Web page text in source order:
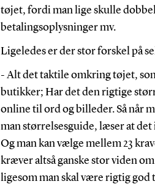
tøjet, fordi man lige skulle
betalingsoplysninger mv.
Ligeledes er der stor forskel på
- Alt det taktile omkring tøjet,
butikker; Har det den rigtige
online til ord og billeder. Så når
man størrelsesguide, læser at
Og man kan vælge mellem 23
kræver altså ganske stor viden
ligesom man skal være rigtig